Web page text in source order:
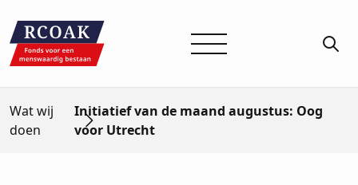
Wat wij
doen
Initiatief van de maand augustus: Oog
voor Utrecht